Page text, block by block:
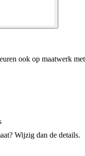
ook op maatwerk
Wijzig dan de details.